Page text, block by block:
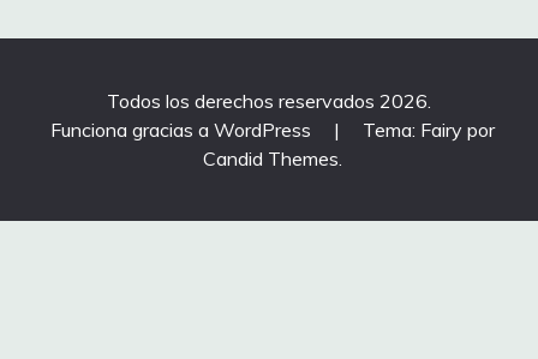
entradas
Todos los derechos reservados 2026.
Funciona gracias a WordPress
|
Tema: Fairy por
Candid Themes